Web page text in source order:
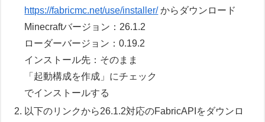
https://fabricmc.net/use/installer/からダウンロード
Minecraftバージョン：26.1.2
ローダーバージョン：0.19.2
インストール先：そのまま
「起動構成を作成」にチェック
でインストールする
以下のリンクから26.1.2対応のFabricAPIをダウンロ